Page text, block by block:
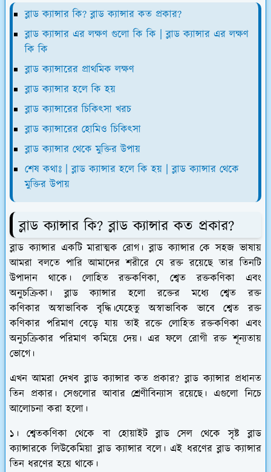
ব্লাড ক্যান্সার কি? ব্লাড ক্যান্সার কত প্রকার?
ব্লাড ক্যান্সার এর লক্ষণ গুলো কি কি | ব্লাড ক্যান্সার এর লক্ষণ
কি কি
ব্লাড ক্যান্সারের প্রাথমিক লক্ষণ
ব্লাড ক্যান্সার হলে কি হয়
ব্লাড ক্যান্সারের চিকিৎসা খরচ
ব্লাড ক্যান্সারের হোমিও চিকিৎসা
ব্লাড ক্যান্সার থেকে মুক্তির উপায়
শেষ কথাঃ | ব্লাড ক্যান্সার হলে কি হয় | ব্লাড ক্যান্সার থেকে
মুক্তির উপায়
ব্লাড ক্যান্সার কি? ব্লাড ক্যান্সার কত প্রকার?
ব্লাড ক্যান্সার একটি মারাত্মক রোগ। ব্লাড ক্যান্সার কে সহজ ভাষায়
আমরা বলতে পারি আমাদের শরীরে যে রক্ত রয়েছে তার তিনটি
উপাদান থাকে। লোহিত রক্তকণিকা, শ্বেত রক্তকণিকা এবং
অনুচক্রিকা। ব্লাড ক্যান্সার হলো রক্তের মধ্যে শ্বেত রক্ত
কণিকার অস্বাভাবিক বৃদ্ধি।যেহেতু অস্বাভাবিক ভাবে শ্বেত রক্ত
কণিকার পরিমাণ বেড়ে যায় তাই রক্তে লোহিত রক্তকণিকা এবং
অনুচক্রিকার পরিমাণ কমিয়ে দেয়। এর ফলে রোগী রক্ত শূন্যতায়
ভোগে।
এখন আমরা দেখব ব্লাড ক্যান্সার কত প্রকার? ব্লাড ক্যান্সার প্রধানত
তিন প্রকার। সেগুলোর আবার শ্রেণীবিন্যাস রয়েছে। এগুলো নিচে
আলোচনা করা হলো।
১। শ্বেতকণিকা থেকে বা হোয়াইট ব্লাড সেল থেকে সৃষ্ট ব্লাড
ক্যান্সারকে লিউকেমিয়া ব্লাড ক্যান্সার বলে। এই ধরণের ব্লাড ক্যান্সার
তিন ধরণের হয়ে থাকে।